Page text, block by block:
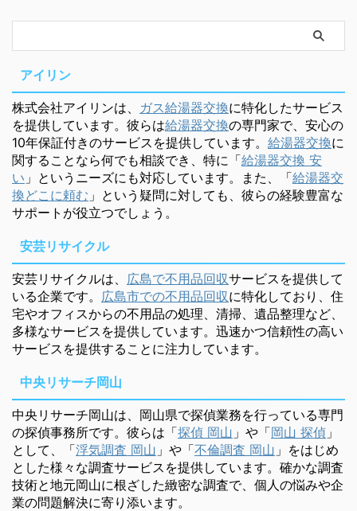
アイリン
株式会社アイリンは、 ガス給湯器交換に特化したサービス
を提供しています。彼らは給湯器交換の専門家で、安心の
10年保証付きのサービスを提供しています。 給湯器交換に
関することなら何でも相談でき、特に「給湯器交換 安
い 」というニーズにも対応しています。また、「給湯器交
換どこに頼む 」という疑問に対しても、彼らの経験豊富な
サポートが役立つでしょう。
安芸リサイクル
安芸リサイクルは、 広島で不用品回収サービスを提供して
いる企業です。 広島市での不用品回収に特化しており、住
宅やオフィスからの不用品の処理、清掃、遺品整理など、
多様なサービスを提供しています。迅速かつ信頼性の高い
サービスを提供することに注力しています。
中央リサーチ岡山
中央リサーチ岡山は、岡山県で探偵業務を行っている専門
の探偵事務所です。彼らは「探偵 岡山 」や「岡山 探偵 」
として、「浮気調査 岡山 」や「不倫調査 岡山 」をはじめ
とした様々な調査サービスを提供しています。確かな調査
技術と地元岡山に根ざした緻密な調査で、個人の悩みや企
業の問題解決に寄り添います。